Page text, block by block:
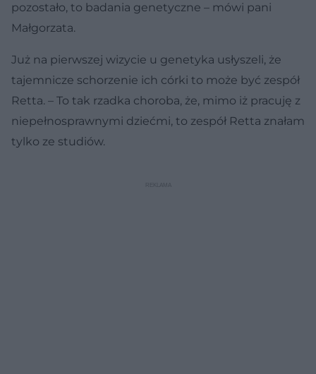
pozostało, to badania genetyczne – mówi pani
Małgorzata.
Już na pierwszej wizycie u genetyka usłyszeli, że
tajemnicze schorzenie ich córki to może być zespół
Retta. – To tak rzadka choroba, że, mimo iż pracuję z
niepełnosprawnymi dziećmi, to zespół Retta znałam
tylko ze studiów.